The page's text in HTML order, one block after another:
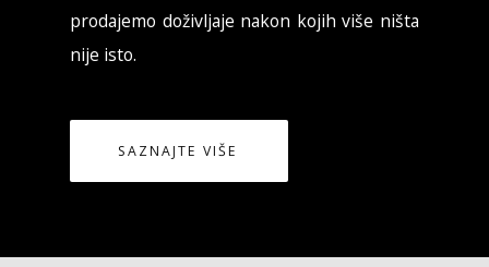
prodajemo doživljaje nakon kojih više ništa
nije isto.
SAZNAJTE VIŠE